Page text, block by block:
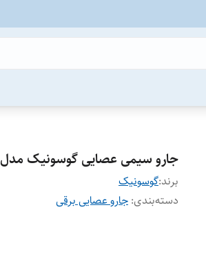
جارو سیمی عصایی گوسونیک مدل GSV-1118 - اصلی
برند:گوسونیک
دسته‌بندی: جارو عصایی برقی